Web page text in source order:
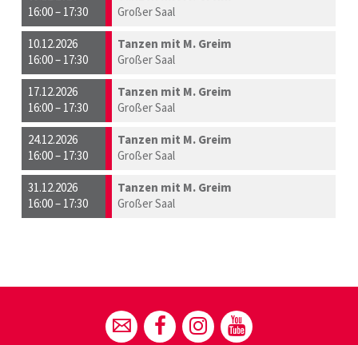
16:00 – 17:30
Großer Saal
10.12.2026
16:00 – 17:30
Tanzen mit M. Greim
Großer Saal
17.12.2026
16:00 – 17:30
Tanzen mit M. Greim
Großer Saal
24.12.2026
16:00 – 17:30
Tanzen mit M. Greim
Großer Saal
31.12.2026
16:00 – 17:30
Tanzen mit M. Greim
Großer Saal